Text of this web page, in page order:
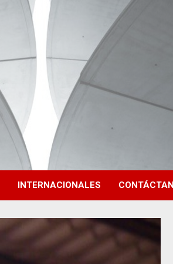
INTERNACIONALES